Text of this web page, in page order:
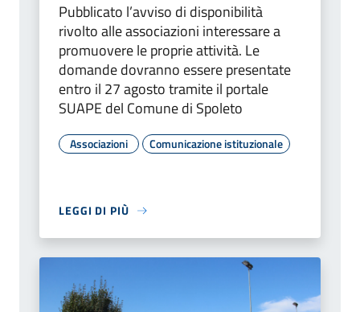
Pubblicato l’avviso di disponibilità
rivolto alle associazioni interessare a
promuovere le proprie attività. Le
domande dovranno essere presentate
entro il 27 agosto tramite il portale
SUAPE del Comune di Spoleto
Associazioni Comunicazione istituzionale
LEGGI DI PIÙ